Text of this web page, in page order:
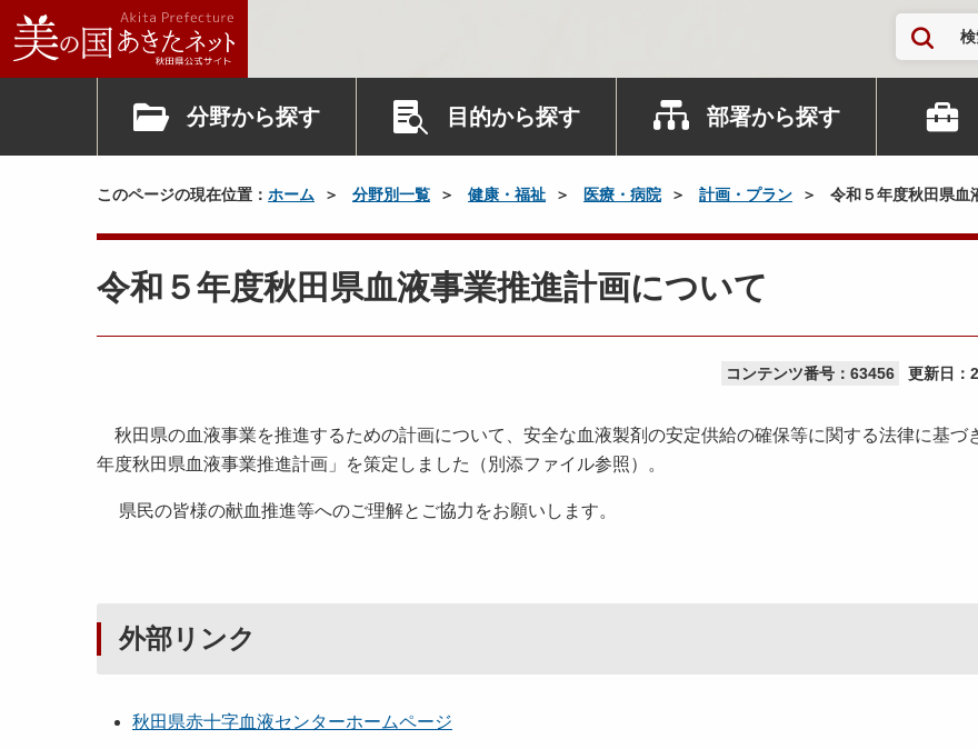
分野から探す 目的から探す 部署から探す
このページの現在位置： ホーム 分野別一覧 健康・福祉 医療・病院 計画・プラン 令和５年度秋田県血
令和５年度秋田県血液事業推進計画について
コンテンツ番号：63456 更新日：
秋田県の血液事業を推進するための計画について、安全な血液製剤の安定供給の確保等に関する法律に基づ
年度秋田県血液事業推進計画」を策定しました（別添ファイル参照）。
県民の皆様の献血推進等へのご理解とご協力をお願いします。
外部リンク
秋田県赤十字血液センターホームページ